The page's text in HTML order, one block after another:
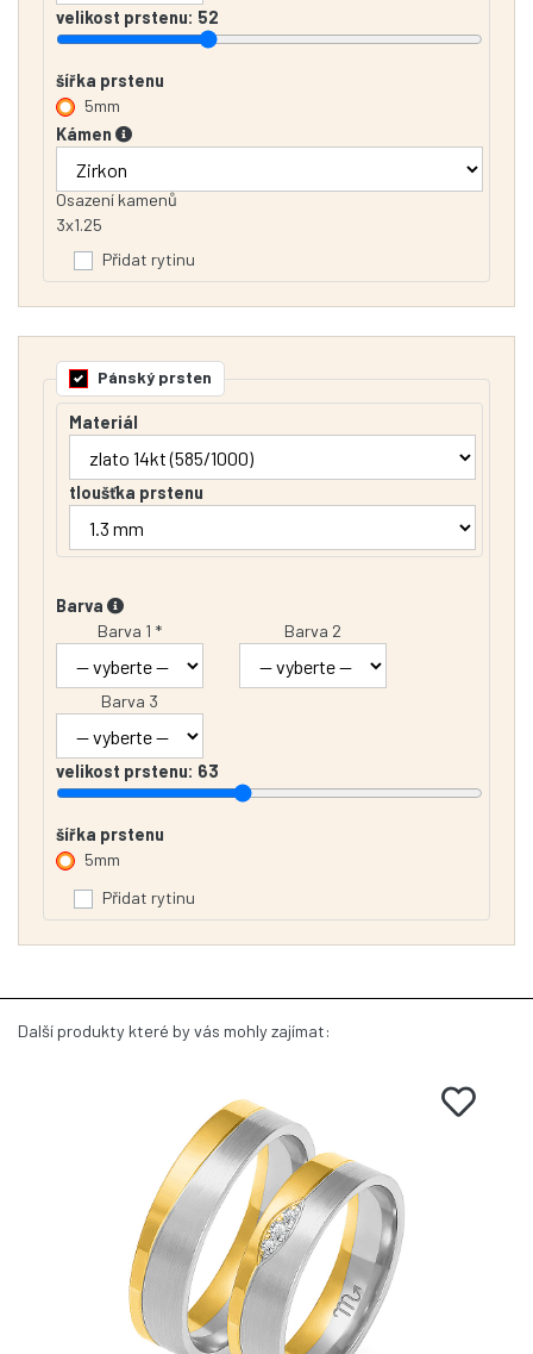
velikost prstenu: 52
šířka prstenu
5mm
Kámen
Osazení kamenů
3x1.25
Přidat rytinu
Pánský prsten
Materiál
tloušťka prstenu
Barva
Barva 1 *
Barva 2
Barva 3
velikost prstenu: 63
šířka prstenu
5mm
Přidat rytinu
Další produkty které by vás mohly zajímat: